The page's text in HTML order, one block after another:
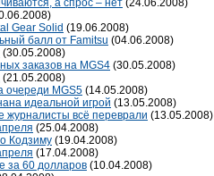
а спрос – нет (24.06.2008)
Gear Solid (19.06.2008)
балл от Famitsu (04.06.2008)
(30.05.2008)
заказов на MGS4 (30.05.2008)
(21.05.2008)
очереди MGS5 (14.05.2008)
идеальной игрой (13.05.2008)
журналисты всё переврали (13.05.2008)
(25.04.2008)
Кодзиму (19.04.2008)
(17.04.2008)
за 60 долларов (10.04.2008)